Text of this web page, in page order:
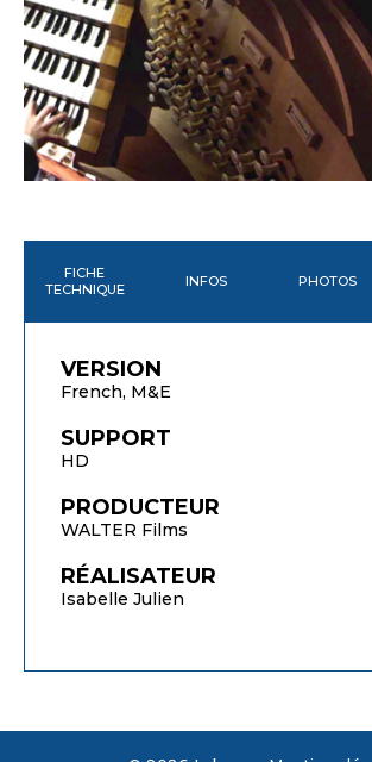
FICHE
TECHNIQUE
INFOS PHOTOS
VERSION
French, M&E
SUPPORT
HD
PRODUCTEUR
WALTER Films
RÉALISATEUR
Isabelle Julien